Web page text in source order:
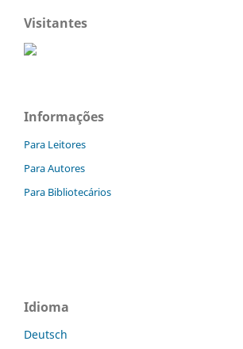
Visitantes
Informações
Para Leitores
Para Autores
Para Bibliotecários
Idioma
Deutsch